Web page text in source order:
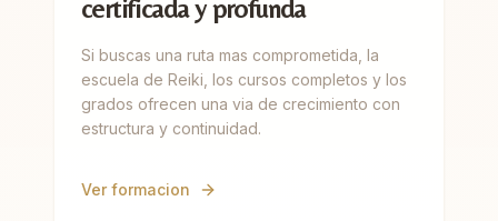
certificada y profunda
Si buscas una ruta mas comprometida, la
escuela de Reiki, los cursos completos y los
grados ofrecen una via de crecimiento con
estructura y continuidad.
Ver formacion